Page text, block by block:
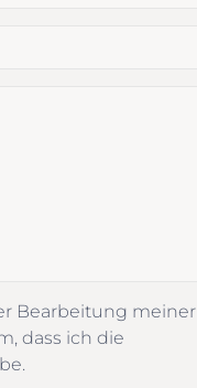
Bearbeitung meiner
dass ich die